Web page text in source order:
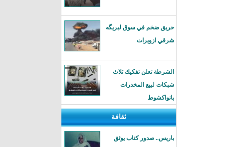
حريق ضخم في سوق لبريگه
شرقي ازويرات
الشرطة تعلن تفكيك ثلاث
شبكات لبيع المخدرات
بانواكشوط
ثقافة
باريس.. صدور كتاب يوثق